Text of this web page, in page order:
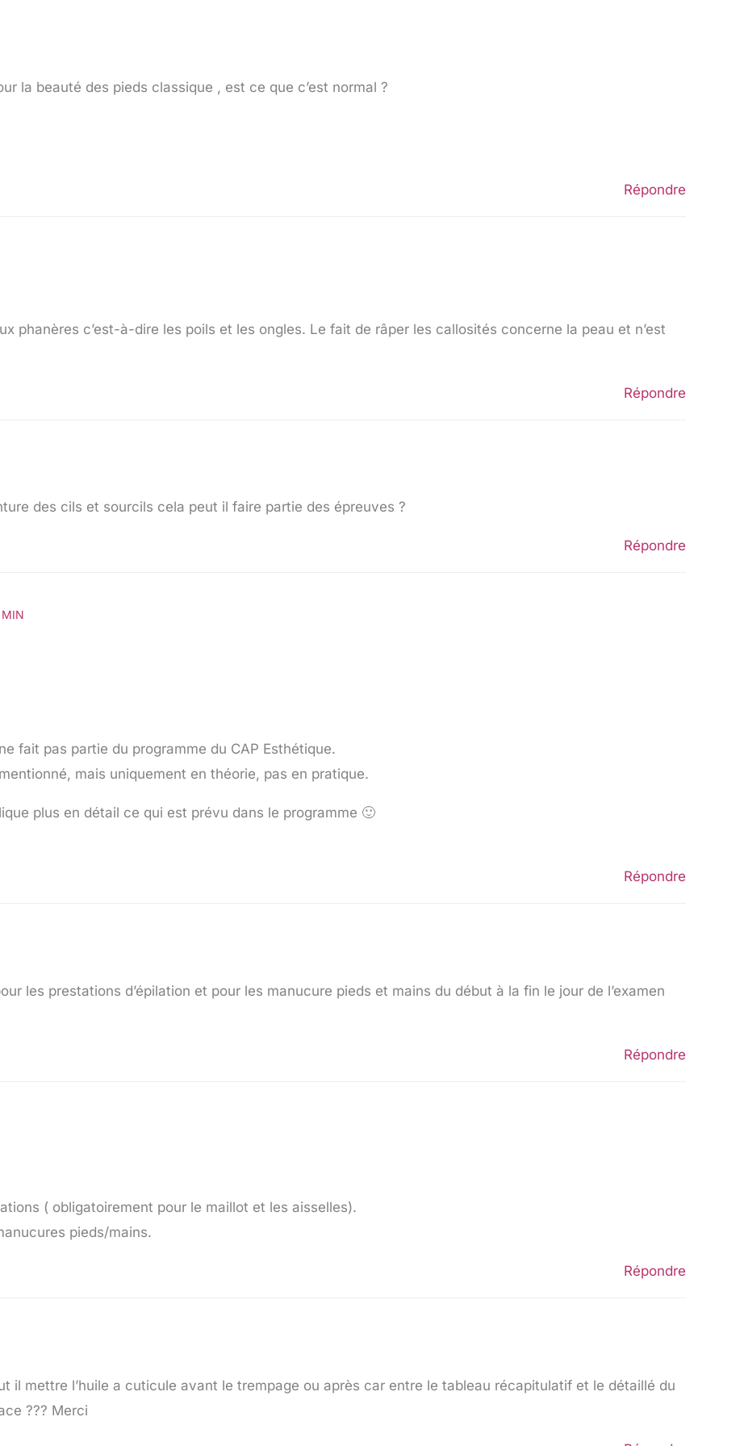
la beauté des pieds classique , est ce que c’est normal ?
Répondre
phanères c’est-à-dire les poils et les ongles. Le fait de râper les callosités concerne la peau et n’est
Répondre
des cils et sourcils cela peut il faire partie des épreuves ?
Répondre
MIN
fait pas partie du programme du CAP Esthétique.
mais uniquement en théorie, pas en pratique.
plus en détail ce qui est prévu dans le programme 🙂
Répondre
les prestations d’épilation et pour les manucure pieds et mains du début à la fin le jour de l’examen
Répondre
( obligatoirement pour le maillot et les aisselles).
pieds/mains.
Répondre
il mettre l’huile a cuticule avant le trempage ou après car entre le tableau récapitulatif et le détaillé du
??? Merci